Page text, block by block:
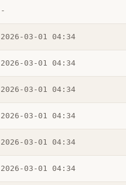
-
2026-03-01 04:34
2026-03-01 04:34
2026-03-01 04:34
2026-03-01 04:34
2026-03-01 04:34
2026-03-01 04:34